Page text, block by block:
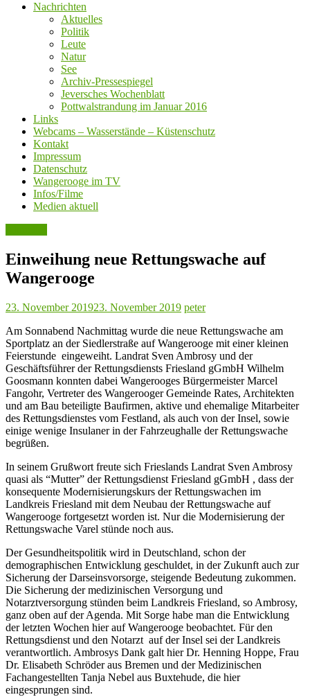
Nachrichten
Aktuelles
Politik
Leute
Natur
See
Archiv-Pressespiegel
Jeversches Wochenblatt
Pottwalstrandung im Januar 2016
Links
Webcams – Wasserstände – Küstenschutz
Kontakt
Impressum
Datenschutz
Wangerooge im TV
Infos/Filme
Medien aktuell
Einweihung neue Rettungswache auf
Wangerooge
23. November 201923. November 2019 peter
Am Sonnabend Nachmittag wurde die neue Rettungswache am
Sportplatz an der Siedlerstraße auf Wangerooge mit einer kleinen
Feierstunde eingeweiht. Landrat Sven Ambrosy und der
Geschäftsführer der Rettungsdiensts Friesland gGmbH Wilhelm
Goosmann konnten dabei Wangerooges Bürgermeister Marcel
Fangohr, Vertreter des Wangerooger Gemeinde Rates, Architekten
und am Bau beteiligte Baufirmen, aktive und ehemalige Mitarbeiter
des Rettungsdienstes vom Festland, als auch von der Insel, sowie
einige wenige Insulaner in der Fahrzeughalle der Rettungswache
begrüßen.
In seinem Grußwort freute sich Frieslands Landrat Sven Ambrosy
quasi als “Mutter” der Rettungsdienst Friesland gGmbH , dass der
konsequente Modernisierungskurs der Rettungswachen im
Landkreis Friesland mit dem Neubau der Rettungswache auf
Wangerooge fortgesetzt worden ist. Nur die Modernisierung der
Rettungswache Varel stünde noch aus.
Der Gesundheitspolitik wird in Deutschland, schon der
demographischen Entwicklung geschuldet, in der Zukunft auch zur
Sicherung der Darseinsvorsorge, steigende Bedeutung zukommen.
Die Sicherung der medizinischen Versorgung und
Notarztversorgung stünden beim Landkreis Friesland, so Ambrosy,
ganz oben auf der Agenda. Mit Sorge habe man die Entwicklung
der letzten Wochen hier auf Wangerooge beobachtet. Für den
Rettungsdienst und den Notarzt auf der Insel sei der Landkreis
verantwortlich. Ambrosys Dank galt hier Dr. Henning Hoppe, Frau
Dr. Elisabeth Schröder aus Bremen und der Medizinischen
Fachangestellten Tanja Nebel aus Buxtehude, die hier
eingesprungen sind.